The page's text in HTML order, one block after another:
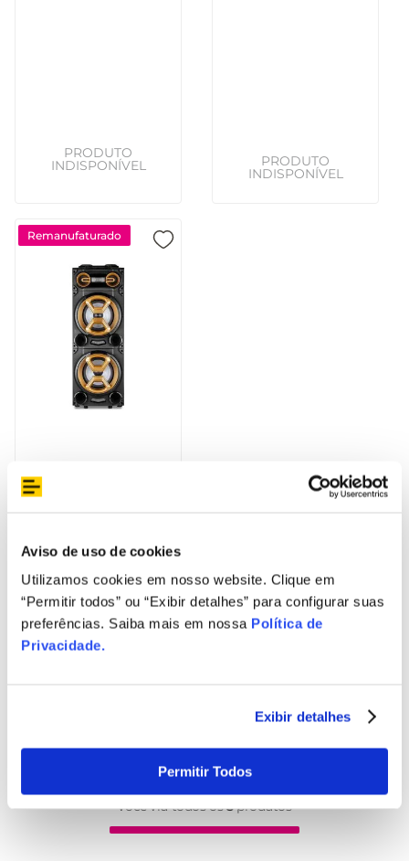
Aviso de uso de cookies
Utilizamos cookies em nosso website. Clique em
“Permitir todos” ou “Exibir detalhes” para configurar suas
preferências. Saiba mais em nossa Política de
Privacidade.
Exibir detalhes
Permitir Todos
Remanufaturado
Pulse Torre Double 12
Você viu todos os3produtos